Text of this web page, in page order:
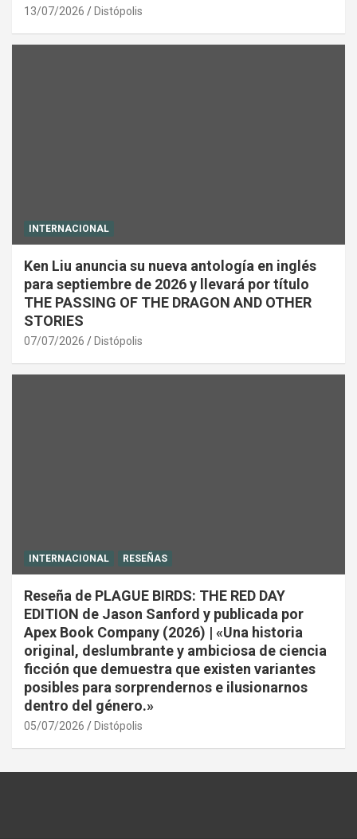
13/07/2026 Distópolis
INTERNACIONAL
Ken Liu anuncia su nueva antología en inglés
para septiembre de 2026 y llevará por título
THE PASSING OF THE DRAGON AND OTHER
STORIES
07/07/2026 Distópolis
INTERNACIONAL RESEÑAS
Reseña de PLAGUE BIRDS: THE RED DAY
EDITION de Jason Sanford y publicada por
Apex Book Company (2026) | «Una historia
original, deslumbrante y ambiciosa de ciencia
ficción que demuestra que existen variantes
posibles para sorprendernos e ilusionarnos
dentro del género.»
05/07/2026 Distópolis